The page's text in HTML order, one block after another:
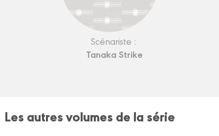
Scénariste :
Tanaka Strike
Les autres volumes de la série